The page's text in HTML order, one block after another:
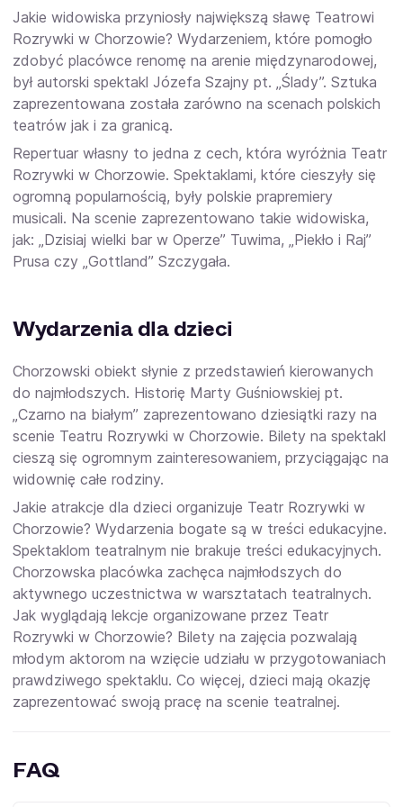
Jakie widowiska przyniosły największą sławę Teatrowi
Rozrywki w Chorzowie? Wydarzeniem, które pomogło
zdobyć placówce renomę na arenie międzynarodowej,
był autorski spektakl Józefa Szajny pt. „Ślady”. Sztuka
zaprezentowana została zarówno na scenach polskich
teatrów jak i za granicą.
Repertuar własny to jedna z cech, która wyróżnia Teatr
Rozrywki w Chorzowie. Spektaklami, które cieszyły się
ogromną popularnością, były polskie prapremiery
musicali. Na scenie zaprezentowano takie widowiska,
jak: „Dzisiaj wielki bar w Operze” Tuwima, „Piekło i Raj”
Prusa czy „Gottland” Szczygała.
Wydarzenia dla dzieci
Chorzowski obiekt słynie z przedstawień kierowanych
do najmłodszych. Historię Marty Guśniowskiej pt.
„Czarno na białym” zaprezentowano dziesiątki razy na
scenie Teatru Rozrywki w Chorzowie. Bilety na spektakl
cieszą się ogromnym zainteresowaniem, przyciągając na
widownię całe rodziny.
Jakie atrakcje dla dzieci organizuje Teatr Rozrywki w
Chorzowie? Wydarzenia bogate są w treści edukacyjne.
Spektaklom teatralnym nie brakuje treści edukacyjnych.
Chorzowska placówka zachęca najmłodszych do
aktywnego uczestnictwa w warsztatach teatralnych.
Jak wyglądają lekcje organizowane przez Teatr
Rozrywki w Chorzowie? Bilety na zajęcia pozwalają
młodym aktorom na wzięcie udziału w przygotowaniach
prawdziwego spektaklu. Co więcej, dzieci mają okazję
zaprezentować swoją pracę na scenie teatralnej.
FAQ